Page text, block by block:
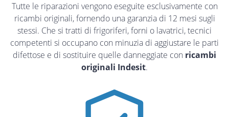
Tutte le riparazioni vengono eseguite esclusivamente con
ricambi originali, fornendo una garanzia di 12 mesi sugli
stessi. Che si tratti di frigoriferi, forni o lavatrici, tecnici
competenti si occupano con minuzia di aggiustare le parti
difettose e di sostituire quelle danneggiate con ricambi
originali Indesit.